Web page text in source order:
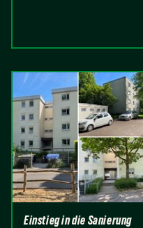
Einstieg in die Sanierung